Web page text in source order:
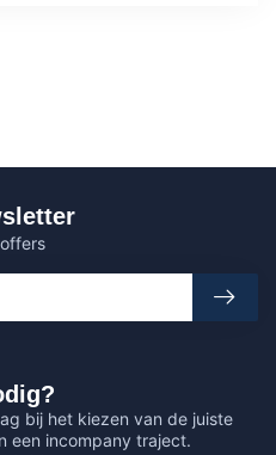
bij het kiezen van de juiste
een incompany traject.